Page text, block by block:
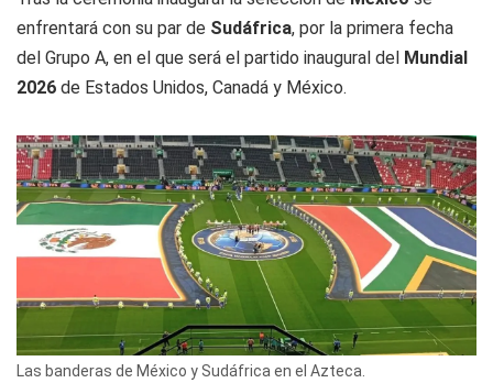
enfrentará con su par de Sudáfrica, por la primera fecha
del Grupo A, en el que será el partido inaugural del
Mundial
2026 de Estados Unidos, Canadá y México.
Las banderas de México y Sudáfrica en el Azteca.